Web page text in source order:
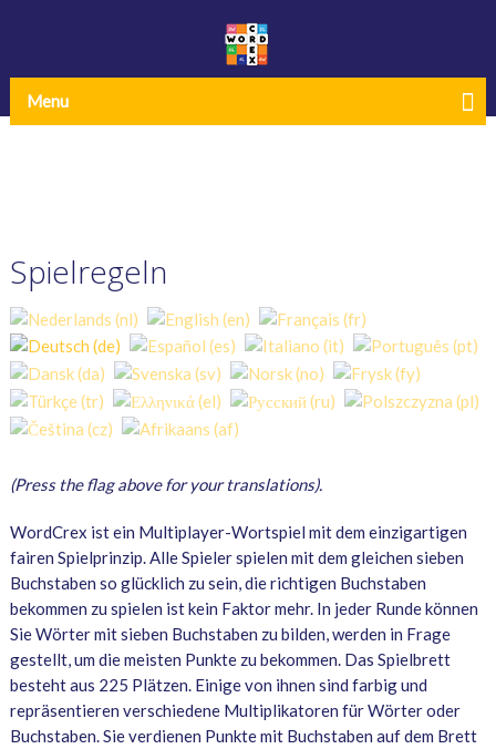
Menu
Spielregeln
(Press the flag above for your translations).
WordCrex ist ein Multiplayer-Wortspiel mit dem einzigartigen
fairen Spielprinzip. Alle Spieler spielen mit dem gleichen sieben
Buchstaben so glücklich zu sein, die richtigen Buchstaben
bekommen zu spielen ist kein Faktor mehr. In jeder Runde können
Sie Wörter mit sieben Buchstaben zu bilden, werden in Frage
gestellt, um die meisten Punkte zu bekommen. Das Spielbrett
besteht aus 225 Plätzen. Einige von ihnen sind farbig und
repräsentieren verschiedene Multiplikatoren für Wörter oder
Buchstaben. Sie verdienen Punkte mit Buchstaben auf dem Brett